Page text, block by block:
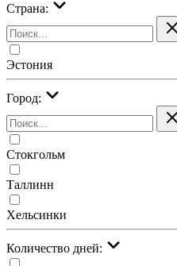
Страна:
Эстония
Город:
Стокгольм
Таллинн
Хельсинки
Количество дней: